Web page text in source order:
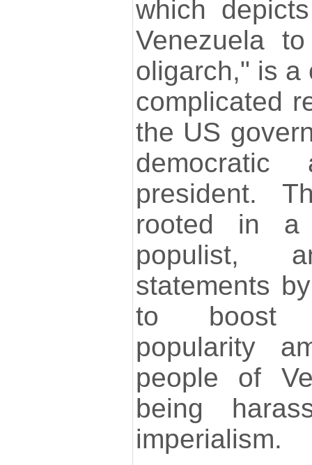
which
Venezuela
oligarch," is a
complicated
the US
democratic
president.
rooted in a
populist,
statements
to boost
popularity
people of
being
imperialism.